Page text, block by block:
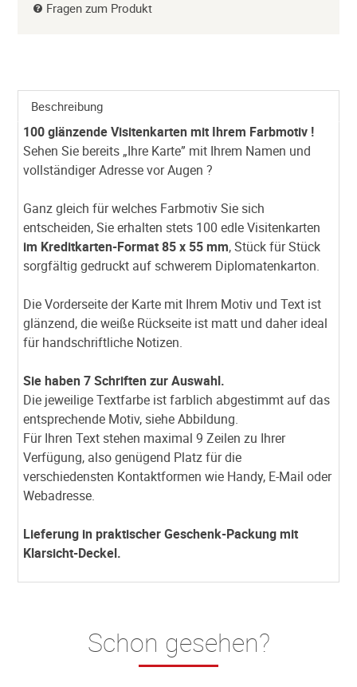
Fragen zum Produkt
Beschreibung
100 glänzende Visitenkarten mit Ihrem Farbmotiv !
Sehen Sie bereits „Ihre Karte” mit Ihrem Namen und
vollständiger Adresse vor Augen ?
Ganz gleich für welches Farbmotiv Sie sich
entscheiden, Sie erhalten stets 100 edle Visitenkarten
im Kreditkarten-Format 85 x 55 mm, Stück für Stück
sorgfältig gedruckt auf schwerem Diplomatenkarton.
Die Vorderseite der Karte mit Ihrem Motiv und Text ist
glänzend, die weiße Rückseite ist matt und daher ideal
für handschriftliche Notizen.
Sie haben 7 Schriften zur Auswahl.
Die jeweilige Textfarbe ist farblich abgestimmt auf das
entsprechende Motiv, siehe Abbildung.
Für Ihren Text stehen maximal 9 Zeilen zu Ihrer
Verfügung, also genügend Platz für die
verschiedensten Kontaktformen wie Handy, E-Mail oder
Webadresse.
Lieferung in praktischer Geschenk-Packung mit
Klarsicht-Deckel.
Schon gesehen?